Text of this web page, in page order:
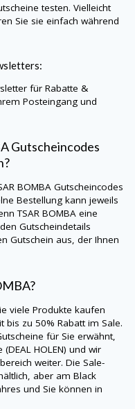
testen. Vielleicht
Sie sie einfach während
für Rabatte &
Posteingang und
Gutscheincodes
BOMBA Gutscheincodes
Bestellung kann jeweils
TSAR BOMBA eine
Gutscheindetails
Gutschein aus, der Ihnen
viele Produkte kaufen
bis zu 50% Rabatt im Sale.
für Sie erwähnt,
HOLEN) und wir
weiter. Die Sale-
aber am Black
und Sie können in